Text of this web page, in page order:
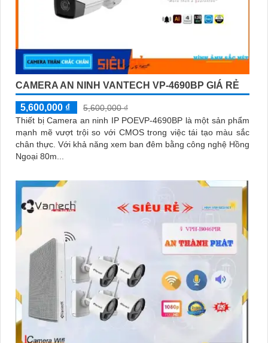
CAMERA AN NINH VANTECH VP-4690BP GIÁ RẺ
5,600,000 ₫
5,600,000 ₫
Thiết bị Camera an ninh IP POEVP-4690BP là một sản phẩm
mạnh mẽ vượt trội so với CMOS trong việc tái tạo màu sắc
chân thực. Với khả năng xem ban đêm bằng công nghệ Hồng
Ngoại 80m...